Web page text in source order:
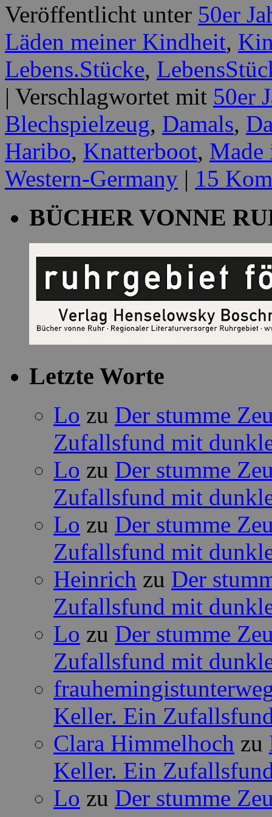
Veröffentlicht unter 50er
Läden meiner Kindheit,
Lebens.Stücke,
| Verschlagwortet mit 50er
Blechspielzeug, Damals,
Haribo, Knatterboot, Made
Western-Germany | 15
BÜCHER VONNE
Letzte Worte
Lo zu Der stumme
Zufallsfund mit
Lo zu Der stumme
Zufallsfund mit
Lo zu Der stumme
Zufallsfund mit
Heinrich zu Der
Zufallsfund mit
Lo zu Der stumme
Zufallsfund mit
Keller. Ein
Clara Himmelhoch zu
Keller. Ein
Lo zu Der stumme